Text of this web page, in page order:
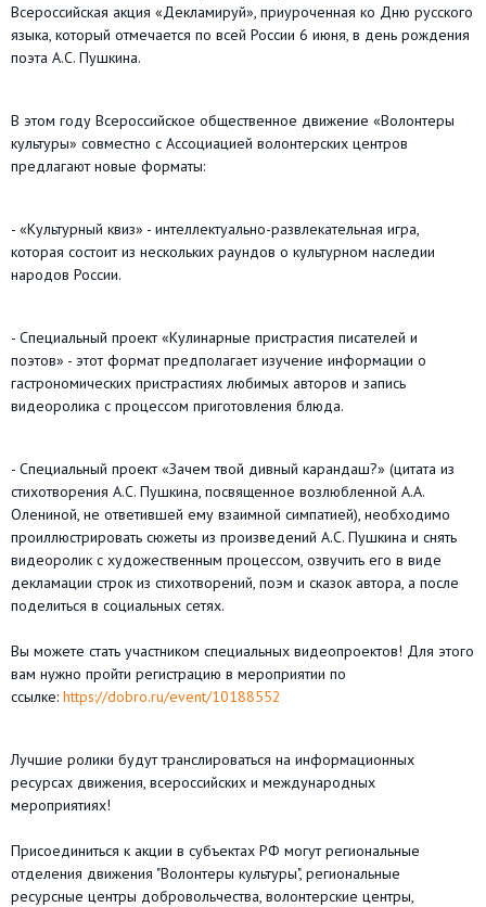
Всероссийская акция «Декламируй», приуроченная ко Дню русского
языка, который отмечается по всей России 6 июня, в день рождения
поэта А.С. Пушкина.
В этом году Всероссийское общественное движение «Волонтеры
культуры» совместно с Ассоциацией волонтерских центров
предлагают новые форматы:
- «Культурный квиз» - интеллектуально-развлекательная игра,
которая состоит из нескольких раундов о культурном наследии
народов России.
- Специальный проект «Кулинарные пристрастия писателей и
поэтов» - этот формат предполагает изучение информации о
гастрономических пристрастиях любимых авторов и запись
видеоролика с процессом приготовления блюда.
- Специальный проект «Зачем твой дивный карандаш?» (цитата из
стихотворения А.С. Пушкина, посвященное возлюбленной А.А.
Олениной, не ответившей ему взаимной симпатией), необходимо
проиллюстрировать сюжеты из произведений А.С. Пушкина и снять
видеоролик с художественным процессом, озвучить его в виде
декламации строк из стихотворений, поэм и сказок автора, а после
поделиться в социальных сетях.
Вы можете стать участником специальных видеопроектов! Для этого
вам нужно пройти регистрацию в мероприятии по
ссылке: https://dobro.ru/event/10188552
Лучшие ролики будут транслироваться на информационных
ресурсах движения, всероссийских и международных
мероприятиях!
Присоединиться к акции в субъектах РФ могут региональные
отделения движения "Волонтеры культуры", региональные
ресурсные центры добровольчества, волонтерские центры,